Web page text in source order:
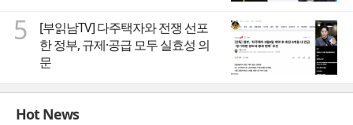
5
[부읽남TV] 다주택자와 전쟁 선포
한 정부, 규제·공급 모두 실효성 의
문
Hot News